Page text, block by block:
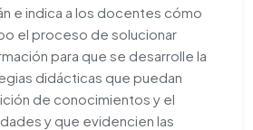
e indica a los docentes cómo
el proceso de solucionar
para que se desarrolle la
didácticas que puedan
de conocimientos y el
y que evidencien las